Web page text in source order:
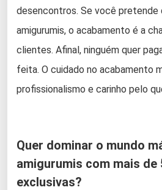
desencontros. Se você pretende
amigurumis, o acabamento é a
clientes. Afinal, ninguém quer
feita. O cuidado no acabamento
profissionalismo e carinho pelo
Quer dominar o mundo
amigurumis com mais de
exclusivas?